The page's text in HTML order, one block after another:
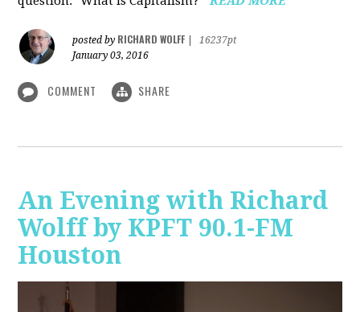
posted by RICHARD WOLFF
16237pt
January 03, 2016
COMMENT SHARE
An Evening with Richard
Wolff by KPFT 90.1-FM
Houston